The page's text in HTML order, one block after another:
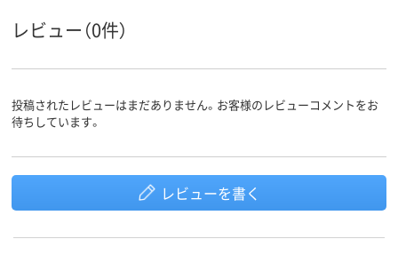
レビュー（0件）
投稿されたレビューはまだありません。お客様のレビューコメントをお
待ちしています。
レビューを書く